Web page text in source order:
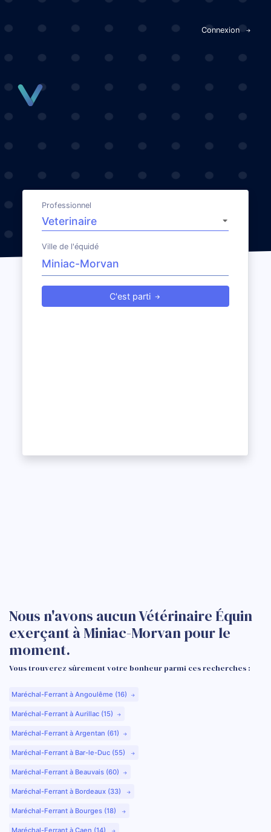
Connexion
Professionnel
Ville de l'équidé
C'est parti
Nous n'avons aucun Vétérinaire Équin
exerçant à Miniac-Morvan pour le
moment.
Vous trouverez sûrement votre bonheur parmi ces recherches :
Maréchal-Ferrant à Angoulême (16)
Maréchal-Ferrant à Aurillac (15)
Maréchal-Ferrant à Argentan (61)
Maréchal-Ferrant à Bar-le-Duc (55)
Maréchal-Ferrant à Beauvais (60)
Maréchal-Ferrant à Bordeaux (33)
Maréchal-Ferrant à Bourges (18)
Maréchal-Ferrant à Caen (14)